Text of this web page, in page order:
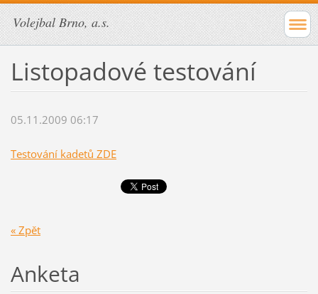
Volejbal Brno, a.s.
Listopadové testování
05.11.2009 06:17
Testování kadetů ZDE
« Zpět
Anketa